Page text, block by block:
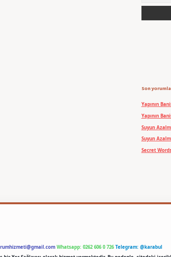
Son
Yapının
Yapının
Suyun
Suyun
Secret
Whatsapp: 0262 606 0 726 Telegram: @karabul